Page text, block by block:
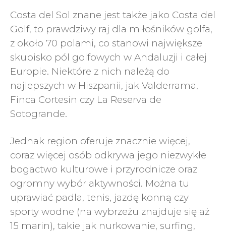
Costa del Sol znane jest także jako Costa del
Golf, to prawdziwy raj dla miłośników golfa,
z około 70 polami, co stanowi największe
skupisko pól golfowych w Andaluzji i całej
Europie. Niektóre z nich należą do
najlepszych w Hiszpanii, jak Valderrama,
Finca Cortesin czy La Reserva de
Sotogrande.
Jednak region oferuje znacznie więcej,
coraz więcej osób odkrywa jego niezwykłe
bogactwo kulturowe i przyrodnicze oraz
ogromny wybór aktywności. Można tu
uprawiać padla, tenis, jazdę konną czy
sporty wodne (na wybrzeżu znajduje się aż
15 marin), takie jak nurkowanie, surfing,